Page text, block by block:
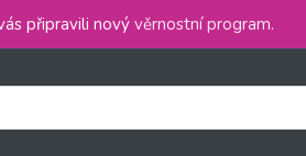
připravili nový věrnostní program.